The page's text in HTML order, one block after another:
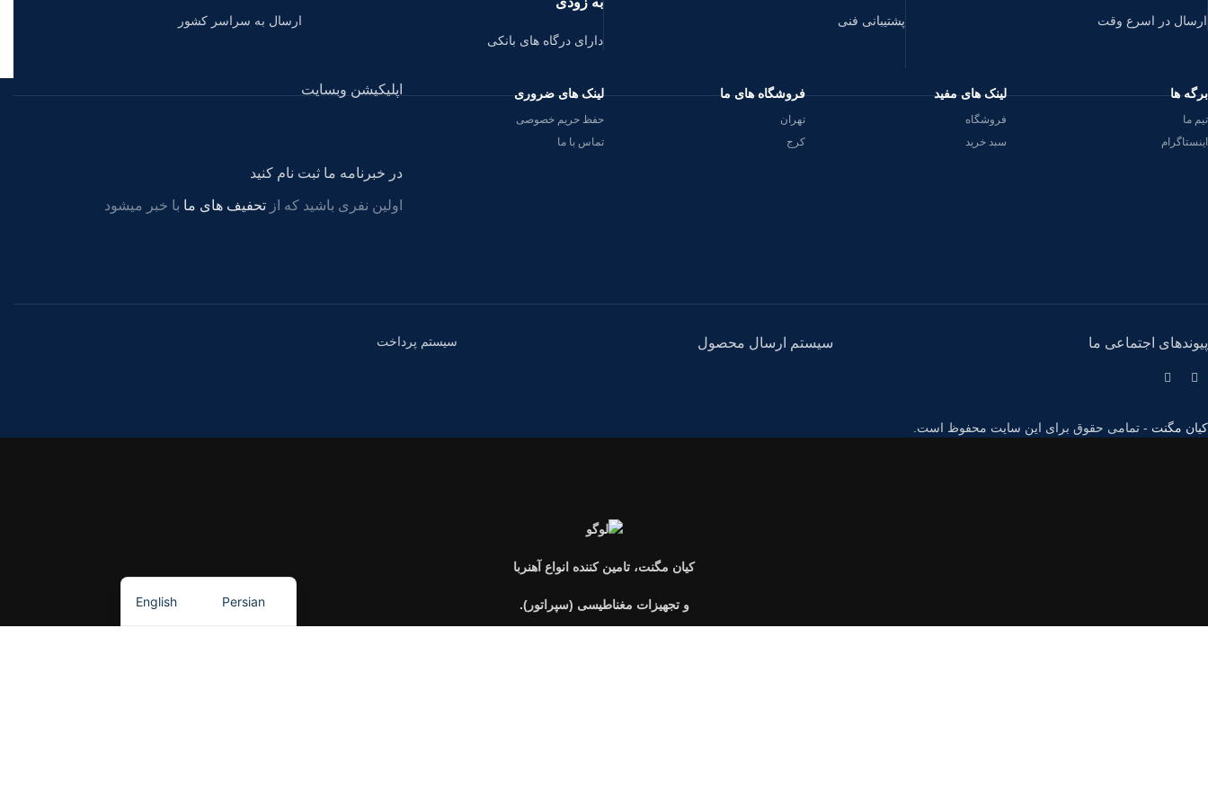
ارسال در اسرع وقت پشتیبانی فنی
دارای درگاه های بانکی
ارسال به سراسر کشور
برگه ها
تیم ما
اینستاگرام
لینک های مفید
فروشگاه
سبد خرید
فروشگاه های ما
تهران
کرج
لینک های ضروری
حفظ حریم خصوصی
تماس با ما
اپلیکیشن وبسایت
در خبرنامه ما ثبت نام کنید
اولین نفری باشید که از تحفیف های ما با خبر میشود
سیستم پرداخت سیستم ارسال محصول پیوندهای اجتماعی ما
کیان مگنت - تمامی حقوق برای این سایت محفوظ است.
کیان مگنت، تامین کننده انواع آهنربا
و تجهیزات مغناطیسی (سپراتور). Persian
English